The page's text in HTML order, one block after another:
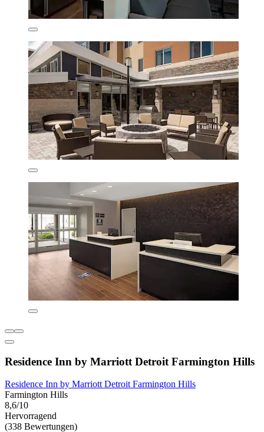
Residence Inn by Marriott Detroit Farmington Hills
Residence Inn by Marriott Detroit Farmington Hills
Farmington Hills
8,6/10
Hervorragend
(338 Bewertungen)